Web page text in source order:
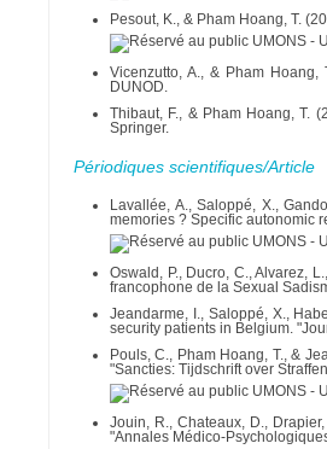
Pesout, K., & Pham Hoang, T.
Vicenzutto, A., & Pham
DUNOD.
Thibaut, F., & Pham Hoang, T.
Springer.
Périodiques scientifiques/Article
Lavallée, A., Saloppé, X.,
memories ? Specific autonomic
Oswald, P., Ducro, C., Alvarez,
francophone de la Sexual
Jeandarme, I., Saloppé, X.,
security patients in Belgium.
Pouls, C., Pham Hoang, T., &
"Sancties: Tijdschrift over
Jouin, R., Chateaux, D.,
"Annales Médico-